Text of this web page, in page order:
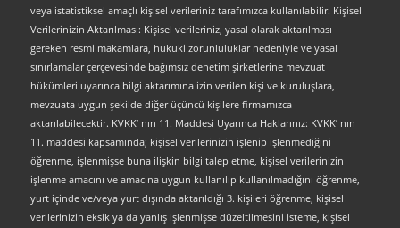
veya istatistiksel amaçlı kişisel verileriniz tarafımızca kullanılabilir. Kişisel
Verilerinizin Aktarılması: Kişisel verileriniz, yasal olarak aktarılması
gereken resmi makamlara, hukuki zorunluluklar nedeniyle ve yasal
sınırlamalar çerçevesinde bağımsız denetim şirketlerine mevzuat
hükümleri uyarınca bilgi aktarımına izin verilen kişi ve kuruluşlara,
mevzuata uygun şekilde diğer üçüncü kişilere firmamızca
aktarılabilecektir. KVKK’ nın 11. Maddesi Uyarınca Haklarınız: KVKK’ nın
11. maddesi kapsamında; kişisel verilerinizin işlenip işlenmediğini
öğrenme, işlenmişse buna ilişkin bilgi talep etme, kişisel verilerinizin
işlenme amacını ve amacına uygun kullanılıp kullanılmadığını öğrenme,
yurt içinde ve/veya yurt dışında aktarıldığı 3. kişileri öğrenme, kişisel
verilerinizin eksik ya da yanlış işlenmişse düzeltilmesini isteme, kişisel